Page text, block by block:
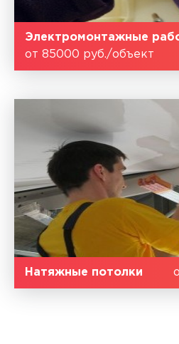
Электромонтажные
от 85000 руб./объект
Натяжные потолки